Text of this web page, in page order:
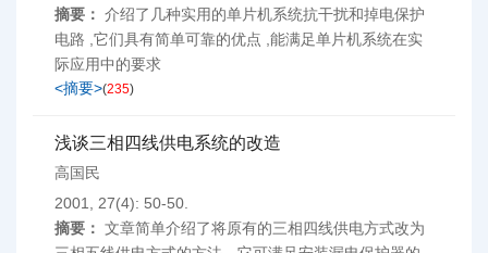
摘要： 介绍了几种实用的单片机系统抗干扰和掉电保护
电路 ,它们具有简单可靠的优点 ,能满足单片机系统在实
际应用中的要求
<摘要>(235)
浅谈三相四线供电系统的改造
高国民
2001, 27(4): 50-50.
摘要： 文章简单介绍了将原有的三相四线供电方式改为